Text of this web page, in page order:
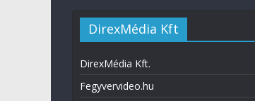
DirexMédia Kft
DirexMédia Kft.
Fegyvervideo.hu